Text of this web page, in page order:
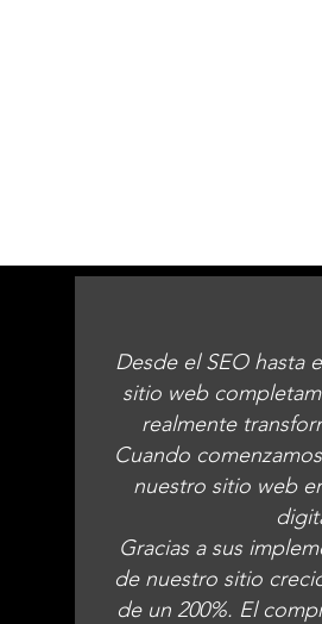
Desde el SEO hasta
sitio web
realmente
Cuando
nuestro sitio web
Gracias a sus
de nuestro sitio
de un 200%. El